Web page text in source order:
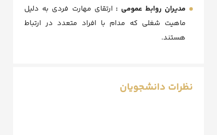
مدیران روابط عمومی : ارتقای مهارت فردی به دلیل
ماهیت شغلی که مدام با افراد متعدد در ارتباط
هستند.
نظرات دانشجویان